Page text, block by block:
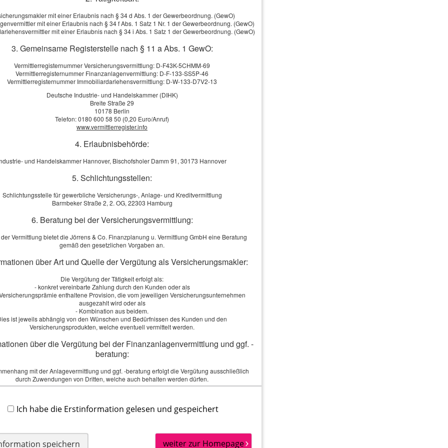
Bewertungen
bei Jörrens & Co.
Vermittlung GmbH
Seite gefunden haben!
bitte um etwas Geduld.
Termin vereinbaren
Sie wünschen:
Persönliches Gespräch
mit einer Erlaubnis nach § 34 d Abs. 1 der Gewerbeordnung. (GewO)
mit einer Erlaubnis nach § 34 f Abs. 1 Satz 1 Nr. 1 der Gewerbeordnung. (GewO)
mit einer Erlaubnis nach § 34 i Abs. 1 Satz 1 der Gewerbeordnung. (GewO)
3. Gemeinsame Registerstelle nach § 11 a Abs. 1 GewO:
Vermittlerregisternummer Versicherungsvermittlung: D-F43K-5CHMM-69
Vermittlerregisternummer Finanzanlagenvermittlung: D-F-133-SS5P-46
Vermittlerregisternummer Immobiliardarlehensvermittlung: D-W-133-D7V2-13
Deutsche Industrie- und Handelskammer (DIHK)
Breite Straße 29
10178 Berlin
Telefon: 0180 600 58 50 (0,20 Euro/Anruf)
www.vermittlerregister.info
4. Erlaubnisbehörde:
und Handelskammer Hannover, Bischofsholer Damm 91, 30173 Hannover
5. Schlichtungsstellen:
Schlichtungsstelle für gewerbliche Versicherungs-, Anlage- und Kreditvermittlung
Barmbeker Straße 2, 2. OG, 22303 Hamburg
6. Beratung bei der Versicherungsvermittlung:
der Vermittlung bietet die Jörrens & Co. Finanzplanung u. Vermittlung GmbH eine Beratung
gemäß den gesetzlichen Vorgaben an.
über Art und Quelle der Vergütung als Versicherungsmakler:
Die Vergütung der Tätigkeit erfolgt als:
- konkret vereinbarte Zahlung durch den Kunden oder als
enthaltene Provision, die vom jeweiligen Versicherungsunternehmen
ausgezahlt wird oder als
- Kombination aus beidem.
ist jeweils abhängig von den Wünschen und Bedürfnissen des Kunden und den
Versicherungsprodukten, welche eventuell vermittelt werden.
über die Vergütung bei der Finanzanlagenvermittlung und ggf. -
beratung:
mit der Anlagevermittlung und ggf. -beratung erfolgt die Vergütung ausschließlich
durch Zuwendungen von Dritten, welche auch behalten werden dürfen.
erhält ein Leistungsentgelt für die erfolgreiche Darlehensvermittlung vom Darlehensgeber.
dieser Information noch nicht fest. Er wird Ihnen zu einem späteren Zeitpunkt auf dem
Merkblatt mitgeteilt, welches Sie rechtzeitig vor Vertragsschluss ausgehändigt bekommen. Es
Ich habe die Erstinformation gelesen und gespeichert
speichern weiter zur Homepage